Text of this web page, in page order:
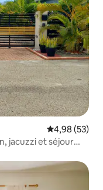
Évaluation
4,98 (53)
jacuzzi et séjour